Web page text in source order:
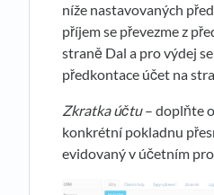
níže nastavovaných
příjem se převezme z
straně Dal a pro výdej
předkontace účet na
Zkratka účtu– doplňte
konkrétní pokladnu
evidovaný v účetním